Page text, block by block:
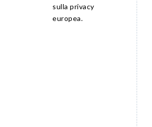
sulla privacy
europea.